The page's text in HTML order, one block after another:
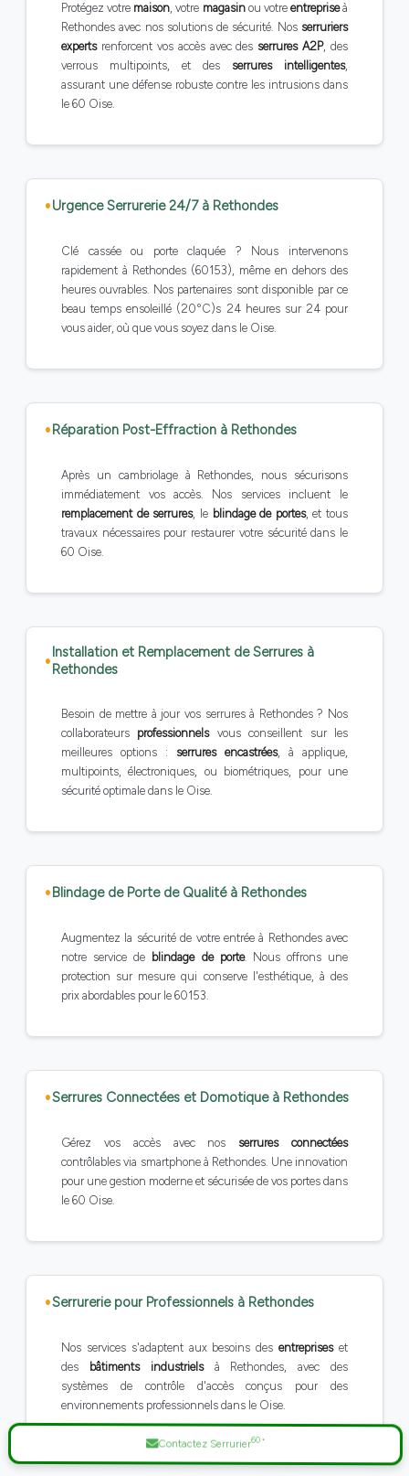
Contactez Serrurier60*
Protégez votre maison, votre magasinou votre entrepriseà
Rethondes avec nos solutions de sécurité. Nos serruriers
expertsrenforcent vos accès avec des serrures A2P, des
verrous multipoints, et des serrures intelligentes,
assurant une défense robuste contre les intrusions dans
le 60 Oise.
Urgence Serrurerie 24/7 à Rethondes
Clé cassée ou porte claquée ? Nous intervenons
rapidement à Rethondes (60153), même en dehors des
heures ouvrables. Nos partenaires sont disponible par ce
beau temps ensoleillé (20°C)s 24 heures sur 24 pour
vous aider, où que vous soyez dans le Oise.
Réparation Post-Effraction à Rethondes
Après un cambriolage à Rethondes, nous sécurisons
immédiatement vos accès. Nos services incluent le
remplacement de serrures, le blindage de portes, et tous
travaux nécessaires pour restaurer votre sécurité dans le
60 Oise.
Installation et Remplacement de Serrures à
Rethondes
Besoin de mettre à jour vos serrures à Rethondes ? Nos
collaborateurs professionnelsvous conseillent sur les
meilleures options : serrures encastrées, à applique,
multipoints, électroniques, ou biométriques, pour une
sécurité optimale dans le Oise.
Blindage de Porte de Qualité à Rethondes
Augmentez la sécurité de votre entrée à Rethondes avec
notre service de blindage de porte. Nous offrons une
protection sur mesure qui conserve l'esthétique, à des
prix abordables pour le 60153.
Serrures Connectées et Domotique à Rethondes
Gérez vos accès avec nos serrures connectées
contrôlables via smartphone à Rethondes. Une innovation
pour une gestion moderne et sécurisée de vos portes dans
le 60 Oise.
Serrurerie pour Professionnels à Rethondes
Nos services s'adaptent aux besoins desentrepriseset
des
bâtiments industrielsà Rethondes, avec des
systèmes de contrôle d'accès conçus pour des
environnements professionnels dans le Oise.